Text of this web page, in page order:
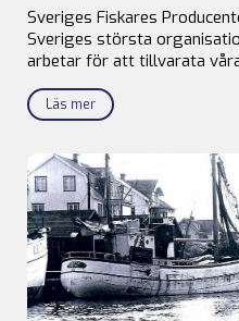
Sveriges Fiskares
Sveriges största
arbetar för att tillvarata
Läs mer